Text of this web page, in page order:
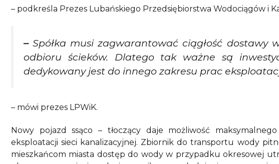
– podkreśla Prezes Lubańskiego Przedsiębiorstwa Wodociągów i
–Spółka musi zagwarantować ciągłość dostawy
odbioru ścieków. Dlatego tak ważne są
dedykowany jest do innego zakresu prac
– mówi prezes LPWiK.
Nowy pojazd ssąco – tłoczący daje możliwość
eksploatacji sieci kanalizacyjnej. Zbiornik do transportu wody
mieszkańcom miasta dostęp do wody w przypadku okresowej